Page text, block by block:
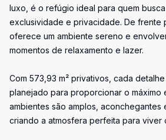
luxo, é o refúgio ideal para quem
exclusividade e privacidade. De frente
oferece um ambiente sereno e
momentos de relaxamento e lazer.
Com 573,93 m² privativos, cada
planejado para proporcionar o máximo
ambientes são amplos, aconchegantes
criando a atmosfera perfeita para viver